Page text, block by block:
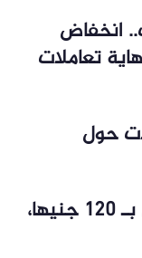
انخفاض
تعاملات
حول
كريستال بـ 140 وعباد الشمس بـ 120 جنيها،